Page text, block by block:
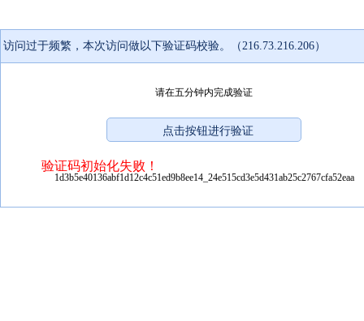
访问过于频繁，本次访问做以下验证码校验。（216.73.216.206）
请在五分钟内完成验证
验证码初始化失败！
1d3b5e40136abf1d12c4c51ed9b8ee14_24e515cd3e5d431ab25c2767cfa52eaa